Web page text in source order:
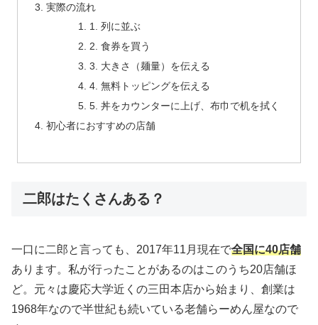
実際の流れ
1. 列に並ぶ
2. 食券を買う
3. 大きさ（麺量）を伝える
4. 無料トッピングを伝える
5. 丼をカウンターに上げ、布巾で机を拭く
初心者におすすめの店舗
二郎はたくさんある？
一口に二郎と言っても、2017年11月現在で全国に40店舗
あります。私が行ったことがあるのはこのうち20店舗ほ
ど。元々は慶応大学近くの三田本店から始まり、創業は
1968年なので半世紀も続いている老舗らーめん屋なので